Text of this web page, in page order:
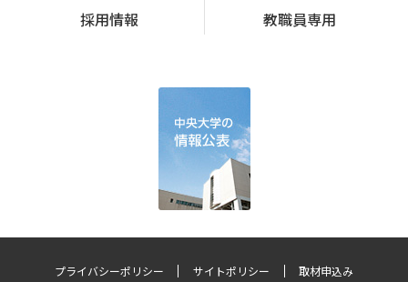
採用情報
教職員専用
プライバシーポリシー サイトポリシー 取材申込み